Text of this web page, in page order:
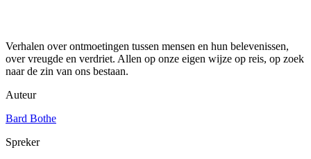
Verhalen over ontmoetingen tussen mensen en hun belevenissen,
over vreugde en verdriet. Allen op onze eigen wijze op reis, op zoek
naar de zin van ons bestaan.
Auteur
Bard Bothe
Spreker